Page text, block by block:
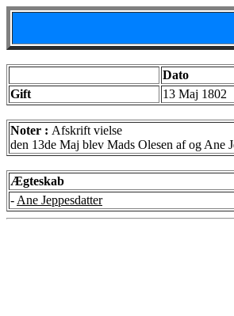
Dato
Gift
13 Maj 1802
Noter : Afskrift vielse
den 13de Maj blev Mads Olesen af og Ane
Ægteskab
- Ane Jeppesdatter